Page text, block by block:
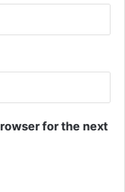
for the next